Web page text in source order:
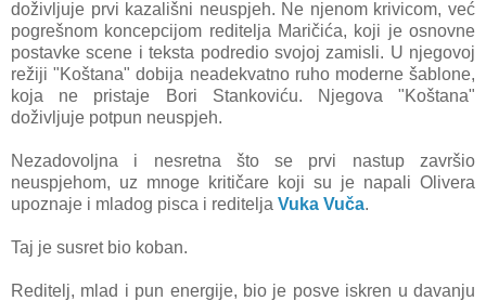
doživljuje prvi kazališni neuspjeh. Ne njenom krivicom, već
pogrešnom koncepcijom reditelja Maričića, koji je osnovne
postavke scene i teksta podredio svojoj zamisli. U njegovoj
režiji "Koštana" dobija neadekvatno ruho moderne šablone,
koja ne pristaje Bori Stankoviću. Njegova "Koštana"
doživljuje potpun neuspjeh.
Nezadovoljna i nesretna što se prvi nastup završio
neuspjehom, uz mnoge kritičare koji su je napali Olivera
upoznaje i mladog pisca i reditelja Vuka Vuča.
Taj je susret bio koban.
Reditelj, mlad i pun energije, bio je posve iskren u davanju